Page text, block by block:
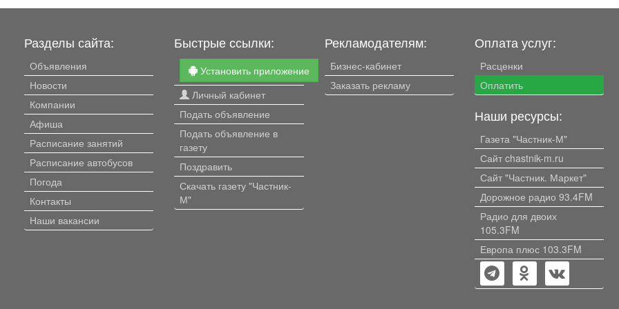
прописан.
потолки, остаётся вся техника
взрослый собственник,
несовершеннолетних нет.
Риэлторам - продаём сами,
можете приводить клиентов,
агентский договор не
заключаем, комиссию не
платим.
пластиковые окна. Рядом
в шаговой доступности
сады, аптеки, поликлиника,
автобусные остановки, рынок.
Один взрослый собственник.
Рассматриваются любые
остаётся всё,
Разделы сайта:
Объявления
Новости
Компании
Афиша
Расписание занятий
Расписание автобусов
Погода
Контакты
Наши вакансии
Быстрые ссылки:
Установить приложение
Личный кабинет
Подать объявление
Подать объявление в
газету
Поздравить
Скачать газету "Частник-
М"
Рекламодателям:
Бизнес-кабинет
Заказать рекламу
Оплата услуг:
Расценки
Оплатить
Наши ресурсы:
Газета "Частник-М"
Сайт chastnik-m.ru
Сайт "Частник. Маркет"
Дорожное радио 93.4FM
Радио для двоих
105.3FM
Европа плюс 103.3FM